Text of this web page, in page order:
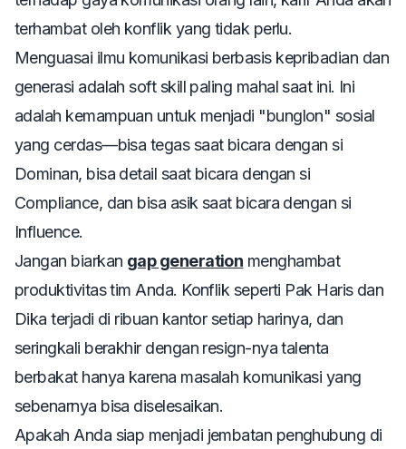
terhambat oleh konflik yang tidak perlu.
Menguasai ilmu komunikasi berbasis kepribadian dan
generasi adalahsoft skillpaling mahal saat ini. Ini
adalah kemampuan untuk menjadi "bunglon" sosial
yang cerdas—bisa tegas saat bicara dengan si
Dominan, bisa detail saat bicara dengan si
Compliance, dan bisa asik saat bicara dengan si
Influence.
Jangan biarkan gap generation menghambat
produktivitas tim Anda. Konflik seperti Pak Haris dan
Dika terjadi di ribuan kantor setiap harinya, dan
seringkali berakhir dengan resign-nya talenta
berbakat hanya karena masalah komunikasi yang
sebenarnya bisa diselesaikan.
Apakah Anda siap menjadi jembatan penghubung di